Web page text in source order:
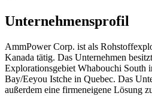
Unternehmensprofil
AmmPower Corp. ist als
Kanada tätig. Das Unternehmen
Explorationsgebiet Whabouchi South
Bay/Eeyou Istche in Quebec. Das
außerdem eine firmeneigene Lösung